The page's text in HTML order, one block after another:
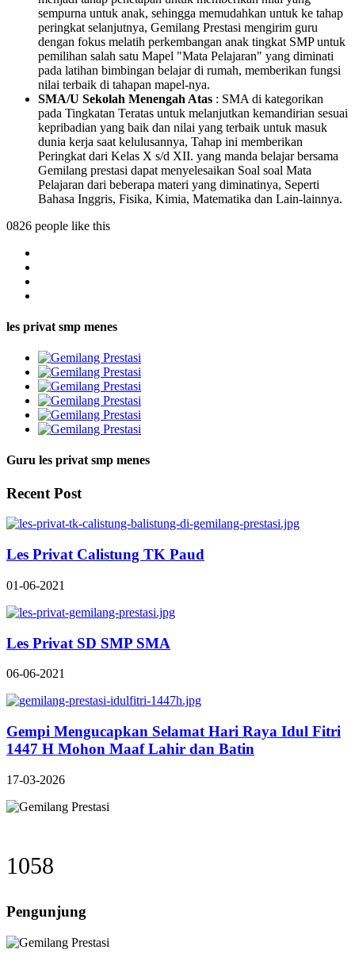
sempurna untuk anak, sehingga memudahkan untuk ke tahap
peringkat selanjutnya, Gemilang Prestasi mengirim guru
dengan fokus melatih perkembangan anak tingkat SMP untuk
pemilihan salah satu Mapel "Mata Pelajaran" yang diminati
pada latihan bimbingan belajar di rumah, memberikan fungsi
nilai terbaik di tahapan mapel-nya.
SMA/U Sekolah Menengah Atas : SMA di kategorikan
pada Tingkatan Teratas untuk melanjutkan kemandirian sesuai
kepribadian yang baik dan nilai yang terbaik untuk masuk
dunia kerja saat kelulusannya, Tahap ini memberikan
Peringkat dari Kelas X s/d XII. yang manda belajar bersama
Gemilang prestasi dapat menyelesaikan Soal soal Mata
Pelajaran dari beberapa materi yang diminatinya, Seperti
Bahasa Inggris, Fisika, Kimia, Matematika dan Lain-lainnya.
0826 people like this
les privat smp menes
Guru les privat smp menes
Recent Post
Les Privat Calistung TK Paud
01-06-2021
Les Privat SD SMP SMA
06-06-2021
Gempi Mengucapkan Selamat Hari Raya Idul Fitri
1447 H Mohon Maaf Lahir dan Batin
17-03-2026
1058
Pengunjung